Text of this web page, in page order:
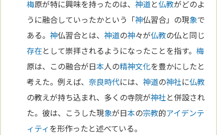
梅原が特に興味を持ったのは、神道と仏教がどのよ
うに融合していったかという「神仏習合」の現象で
ある。神仏習合とは、神道の神々が仏教の仏と同じ
存在として崇拝されるようになったことを指す。梅
原は、この融合が日本人の精神文化を豊かにしたと
考えた。例えば、奈良時代には、神道の神社に仏教
の教えが持ち込まれ、多くの寺院が神社と併設され
た。彼は、こうした現象が日本の宗教的アイデンテ
ィティを形作ったと述べている。